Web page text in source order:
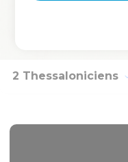
2 Thessaloniciens